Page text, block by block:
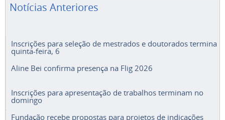
Notícias Anteriores
Inscrições para seleção de mestrados e doutorados termina
quinta-feira, 6
Aline Bei confirma presença na Flig 2026
Inscrições para apresentação de trabalhos terminam no
domingo
Fundação recebe propostas para projetos de indicações